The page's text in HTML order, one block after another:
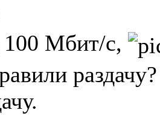
100 Мбит/с,